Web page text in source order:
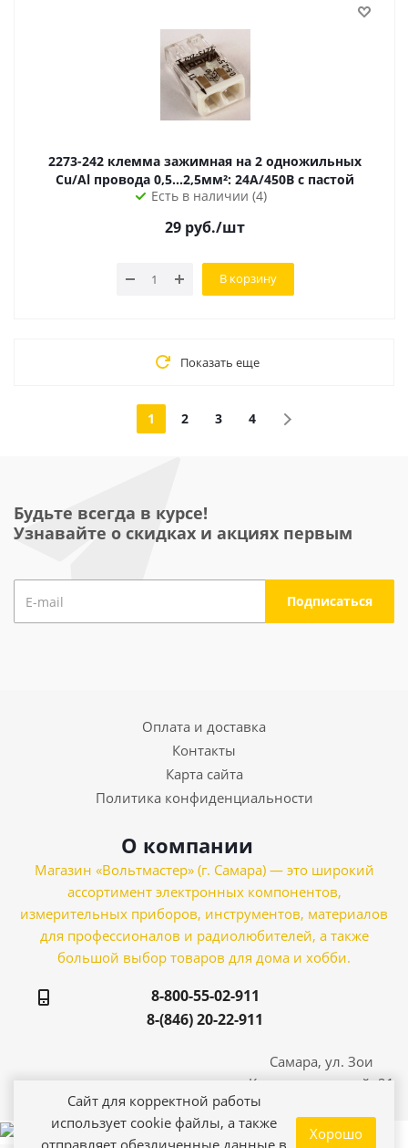
2273-242 клемма зажимная на 2 одножильных
Cu/Al провода 0,5...2,5мм²: 24А/450В с пастой
Есть в наличии (4)
29 руб./шт
В корзину
Показать еще
1 2 3 4
Будьте всегда в курсе!
Узнавайте о скидках и акциях первым
Оплата и доставка
Контакты
Карта сайта
Политика конфиденциальности
О компании
Магазин «Вольтмастер» (г. Самара) — это широкий
ассортимент электронных компонентов,
измерительных приборов, инструментов, материалов
для профессионалов и радиолюбителей, а также
большой выбор товаров для дома и хобби.
8-800-55-02-911
8-(846) 20-22-911
Самара, ул. Зои
Космодемьянской, 21
Сайт для корректной работы
использует cookie файлы, а также
отправляет обезличенные данные в
Хорошо